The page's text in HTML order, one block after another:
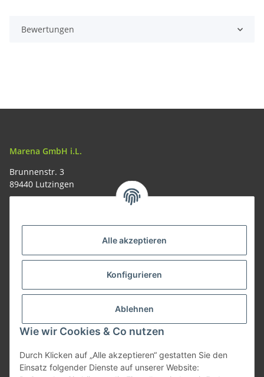
Alle akzeptieren
Konfigurieren
Ablehnen
Wie wir Cookies & Co nutzen
Durch Klicken auf „Alle akzeptieren“ gestatten Sie den
Einsatz folgender Dienste auf unserer Website:
Bewertungen
Marena GmbH i.L.
Brunnenstr. 3
89440 Lutzingen